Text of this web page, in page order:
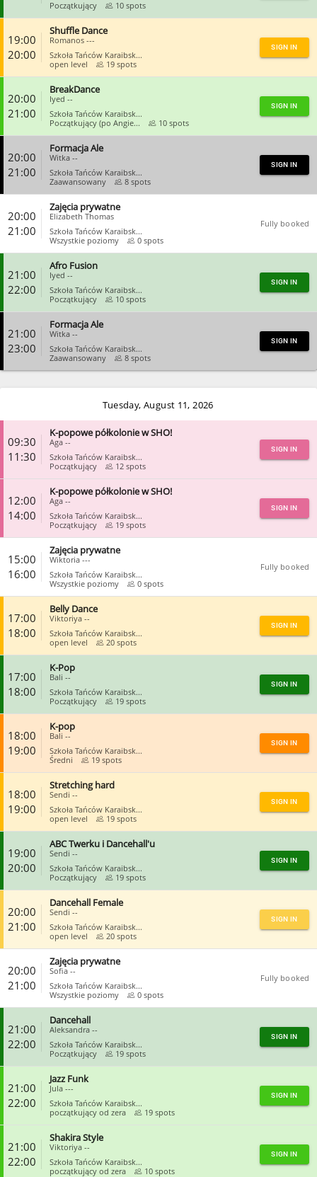
Początkujący
10 spots
19:00
20:00
Shuffle Dance
Romanos ---
Szkoła Tańców Karaibsk...
open level
19 spots
SIGN IN
20:00
21:00
BreakDance
Iyed --
Szkoła Tańców Karaibsk...
Początkujący (po Angie...
10 spots
SIGN IN
20:00
21:00
Formacja Ale
Witka --
Szkoła Tańców Karaibsk...
Zaawansowany
8 spots
SIGN IN
20:00
21:00
Zajęcia prywatne
Elizabeth Thomas
Szkoła Tańców Karaibsk...
Wszystkie poziomy
0 spots
Fully booked
21:00
22:00
Afro Fusion
Iyed --
Szkoła Tańców Karaibsk...
Początkujący
10 spots
SIGN IN
21:00
23:00
Formacja Ale
Witka --
Szkoła Tańców Karaibsk...
Zaawansowany
8 spots
SIGN IN
CLOSE
Tuesday, August 11, 2026
09:30
11:30
K-popowe półkolonie w SHO!
Aga --
Szkoła Tańców Karaibsk...
Początkujący
12 spots
SIGN IN
12:00
14:00
K-popowe półkolonie w SHO!
Aga --
Szkoła Tańców Karaibsk...
Początkujący
19 spots
SIGN IN
15:00
16:00
Zajęcia prywatne
Wiktoria ---
Szkoła Tańców Karaibsk...
Wszystkie poziomy
0 spots
Fully booked
17:00
18:00
Belly Dance
Viktoriya --
Szkoła Tańców Karaibsk...
open level
20 spots
SIGN IN
17:00
18:00
K-Pop
Bali --
Szkoła Tańców Karaibsk...
Początkujący
19 spots
SIGN IN
18:00
19:00
K-pop
Bali --
Szkoła Tańców Karaibsk...
Średni
19 spots
SIGN IN
18:00
19:00
Stretching hard
Sendi --
Szkoła Tańców Karaibsk...
open level
19 spots
SIGN IN
19:00
20:00
ABC Twerku i Dancehall'u
Sendi --
Szkoła Tańców Karaibsk...
Początkujący
19 spots
SIGN IN
20:00
21:00
Dancehall Female
Sendi --
Szkoła Tańców Karaibsk...
open level
20 spots
SIGN IN
20:00
21:00
Zajęcia prywatne
Sofia --
Szkoła Tańców Karaibsk...
Wszystkie poziomy
0 spots
Fully booked
21:00
22:00
Dancehall
Aleksandra --
Szkoła Tańców Karaibsk...
Początkujący
19 spots
SIGN IN
21:00
22:00
Jazz Funk
Jula ---
Szkoła Tańców Karaibsk...
początkujący od zera
19 spots
SIGN IN
21:00
22:00
Shakira Style
Viktoriya --
Szkoła Tańców Karaibsk...
początkujący od zera
10 spots
SIGN IN